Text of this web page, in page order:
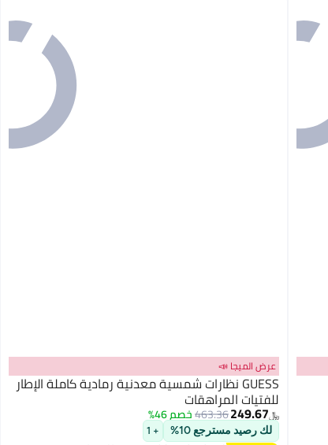
عرض الميجا 📣
GUESS نظارات شمسية معدنية رمادية كاملة الإطار
للفتيات المراهقات
﷼‏249.67
463.36خصم 46%
لك رصيد مسترجع 10% + 1